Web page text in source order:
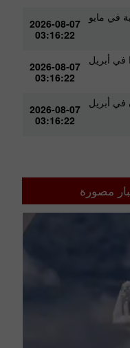
2026-08-07
03:16:22
في مايو
2026-08-07
03:16:22
في أبريل
2026-08-07
03:16:22
في أبريل
مصورة